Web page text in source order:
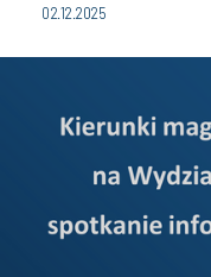
02.12.2025